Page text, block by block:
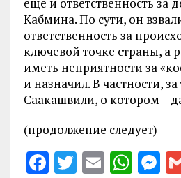
Кабмина. По сути, он
ответственность за
ключевой точке страны, а
иметь неприятности за
и назначил. В частности,
Саакашвили, о котором –
(продолжение следует)
F T E WM